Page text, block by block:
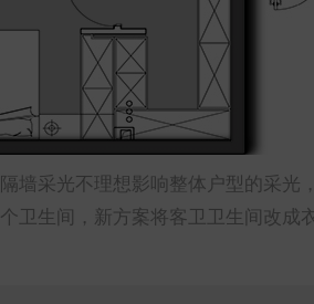
墙采光不理想影响整体户型的采
卫生间，新方案将客卫卫生间改成